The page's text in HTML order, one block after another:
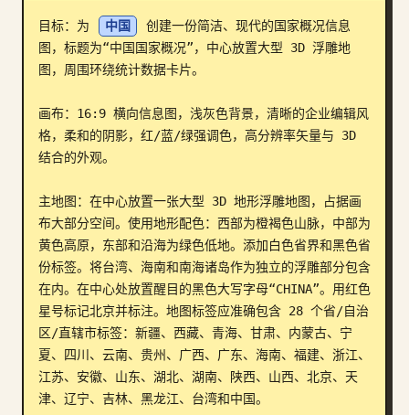
下载
博客
更新
目标：为 中国
创建一份简洁、现代的国家概况信息
图，标题为“中国国家概况”，中心放置大型 3D 浮雕地
图，周围环绕统计数据卡片。
画布：16:9 横向信息图，浅灰色背景，清晰的企业编辑风
格，柔和的阴影，红/蓝/绿强调色，高分辨率矢量与 3D
结合的外观。
主地图：在中心放置一张大型 3D 地形浮雕地图，占据画
布大部分空间。使用地形配色：西部为橙褐色山脉，中部为
黄色高原，东部和沿海为绿色低地。添加白色省界和黑色省
份标签。将台湾、海南和南海诸岛作为独立的浮雕部分包含
在内。在中心处放置醒目的黑色大写字母“CHINA”。用红色
星号标记北京并标注。地图标签应准确包含 28 个省/自治
区/直辖市标签：新疆、西藏、青海、甘肃、内蒙古、宁
夏、四川、云南、贵州、广西、广东、海南、福建、浙江、
江苏、安徽、山东、湖北、湖南、陕西、山西、北京、天
津、辽宁、吉林、黑龙江、台湾和中国。